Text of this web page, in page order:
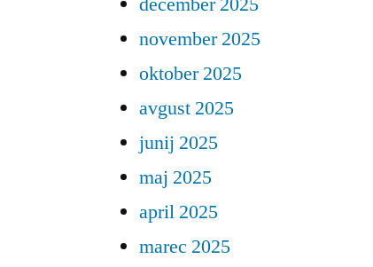
november 2025
oktober 2025
avgust 2025
junij 2025
maj 2025
april 2025
marec 2025